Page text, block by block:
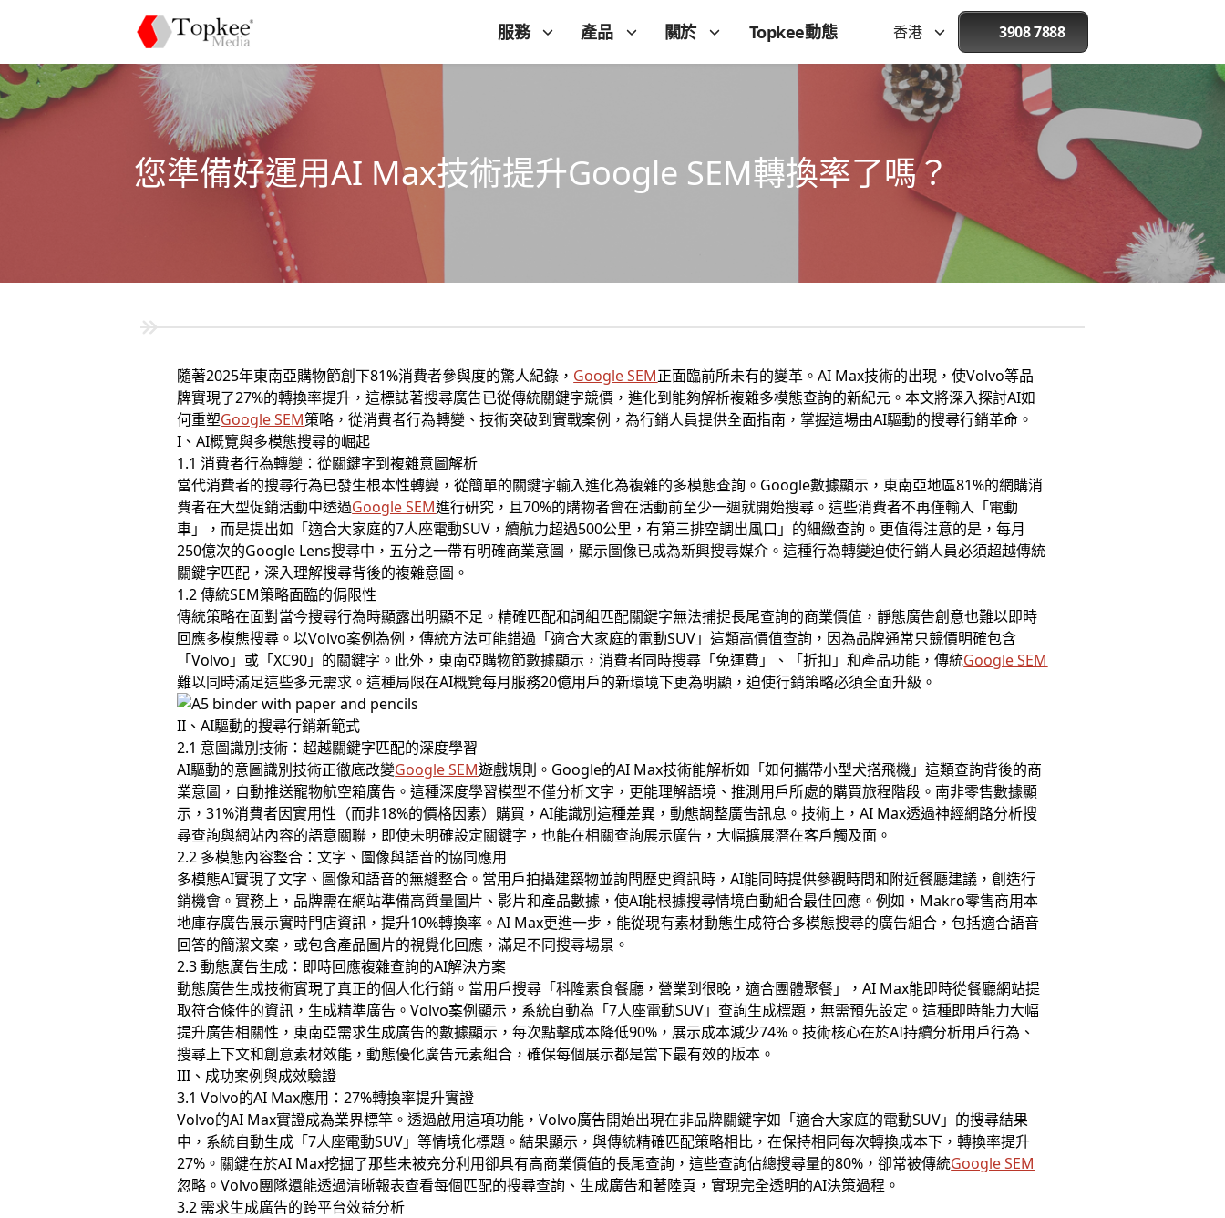
服務 產品 關於 Topkee動態 香港 3908 7888
您準備好運用AI Max技術提升Google SEM轉換率了嗎？
隨著2025年東南亞購物節創下81%消費者參與度的驚人紀錄， Google SEM正面臨前所未有的變革。AI Max技術的出現，使Volvo等品
牌實現了27%的轉換率提升，這標誌著搜尋廣告已從傳統關鍵字競價，進化到能夠解析複雜多模態查詢的新紀元。本文將深入探討AI如
何重塑Google SEM策略，從消費者行為轉變、技術突破到實戰案例，為行銷人員提供全面指南，掌握這場由AI驅動的搜尋行銷革命。
I、AI概覽與多模態搜尋的崛起
1.1 消費者行為轉變：從關鍵字到複雜意圖解析
當代消費者的搜尋行為已發生根本性轉變，從簡單的關鍵字輸入進化為複雜的多模態查詢。Google數據顯示，東南亞地區81%的網購消
費者在大型促銷活動中透過Google SEM進行研究，且70%的購物者會在活動前至少一週就開始搜尋。這些消費者不再僅輸入「電動
車」，而是提出如「適合大家庭的7人座電動SUV，續航力超過500公里，有第三排空調出風口」的細緻查詢。更值得注意的是，每月
250億次的Google Lens搜尋中，五分之一帶有明確商業意圖，顯示圖像已成為新興搜尋媒介。這種行為轉變迫使行銷人員必須超越傳統
關鍵字匹配，深入理解搜尋背後的複雜意圖。
1.2 傳統SEM策略面臨的侷限性
傳統策略在面對當今搜尋行為時顯露出明顯不足。精確匹配和詞組匹配關鍵字無法捕捉長尾查詢的商業價值，靜態廣告創意也難以即時
回應多模態搜尋。以Volvo案例為例，傳統方法可能錯過「適合大家庭的電動SUV」這類高價值查詢，因為品牌通常只競價明確包含
「Volvo」或「XC90」的關鍵字。此外，東南亞購物節數據顯示，消費者同時搜尋「免運費」、「折扣」和產品功能，傳統Google SEM
難以同時滿足這些多元需求。這種局限在AI概覽每月服務20億用戶的新環境下更為明顯，迫使行銷策略必須全面升級。
II、AI驅動的搜尋行銷新範式
2.1 意圖識別技術：超越關鍵字匹配的深度學習
AI驅動的意圖識別技術正徹底改變Google SEM遊戲規則。Google的AI Max技術能解析如「如何攜帶小型犬搭飛機」這類查詢背後的商
業意圖，自動推送寵物航空箱廣告。這種深度學習模型不僅分析文字，更能理解語境、推測用戶所處的購買旅程階段。南非零售數據顯
示，31%消費者因實用性（而非18%的價格因素）購買，AI能識別這種差異，動態調整廣告訊息。技術上，AI Max透過神經網路分析搜
尋查詢與網站內容的語意關聯，即使未明確設定關鍵字，也能在相關查詢展示廣告，大幅擴展潛在客戶觸及面。
2.2 多模態內容整合：文字、圖像與語音的協同應用
多模態AI實現了文字、圖像和語音的無縫整合。當用戶拍攝建築物並詢問歷史資訊時，AI能同時提供參觀時間和附近餐廳建議，創造行
銷機會。實務上，品牌需在網站準備高質量圖片、影片和產品數據，使AI能根據搜尋情境自動組合最佳回應。例如，Makro零售商用本
地庫存廣告展示實時門店資訊，提升10%轉換率。AI Max更進一步，能從現有素材動態生成符合多模態搜尋的廣告組合，包括適合語音
回答的簡潔文案，或包含產品圖片的視覺化回應，滿足不同搜尋場景。
2.3 動態廣告生成：即時回應複雜查詢的AI解決方案
動態廣告生成技術實現了真正的個人化行銷。當用戶搜尋「科隆素食餐廳，營業到很晚，適合團體聚餐」，AI Max能即時從餐廳網站提
取符合條件的資訊，生成精準廣告。Volvo案例顯示，系統自動為「7人座電動SUV」查詢生成標題，無需預先設定。這種即時能力大幅
提升廣告相關性，東南亞需求生成廣告的數據顯示，每次點擊成本降低90%，展示成本減少74%。技術核心在於AI持續分析用戶行為、
搜尋上下文和創意素材效能，動態優化廣告元素組合，確保每個展示都是當下最有效的版本。
III、成功案例與成效驗證
3.1 Volvo的AI Max應用：27%轉換率提升實證
Volvo的AI Max實證成為業界標竿。透過啟用這項功能，Volvo廣告開始出現在非品牌關鍵字如「適合大家庭的電動SUV」的搜尋結果
中，系統自動生成「7人座電動SUV」等情境化標題。結果顯示，與傳統精確匹配策略相比，在保持相同每次轉換成本下，轉換率提升
27%。關鍵在於AI Max挖掘了那些未被充分利用卻具有高商業價值的長尾查詢，這些查詢佔總搜尋量的80%，卻常被傳統Google SEM
忽略。Volvo團隊還能透過清晰報表查看每個匹配的搜尋查詢、生成廣告和著陸頁，實現完全透明的AI決策過程。
3.2 需求生成廣告的跨平台效益分析